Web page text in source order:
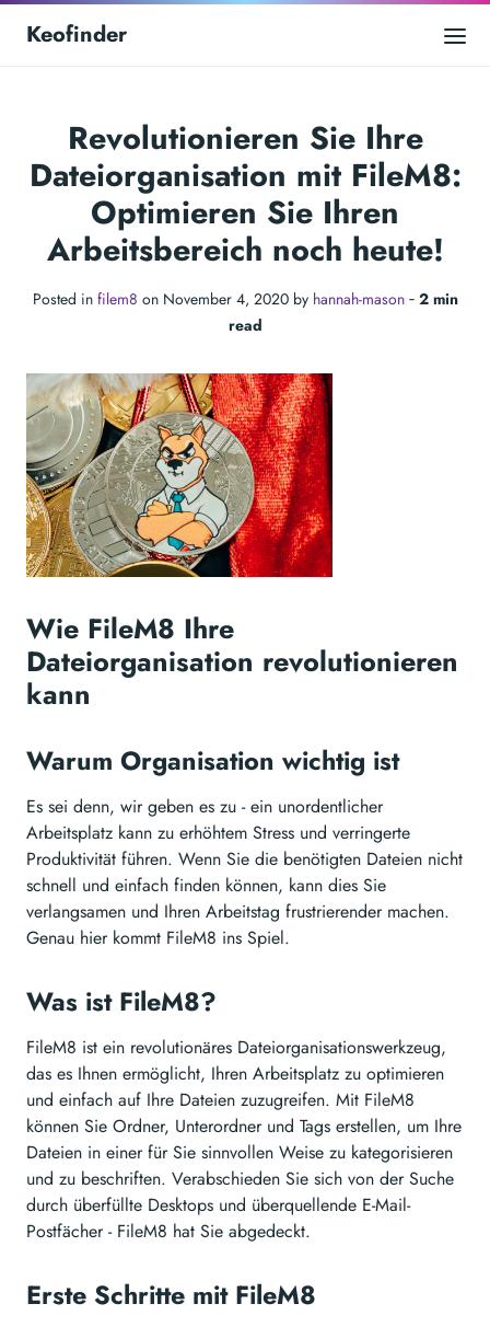
Keofinder
Revolutionieren Sie Ihre
Dateiorganisation mit FileM8:
Optimieren Sie Ihren
Arbeitsbereich noch heute!
Posted in filem8 on November 4, 2020 by hannah-mason‐ 2 min
read
Wie FileM8 Ihre
Dateiorganisation revolutionieren
kann
Warum Organisation wichtig ist
Es sei denn, wir geben es zu - ein unordentlicher
Arbeitsplatz kann zu erhöhtem Stress und verringerte
Produktivität führen. Wenn Sie die benötigten Dateien nicht
schnell und einfach finden können, kann dies Sie
verlangsamen und Ihren Arbeitstag frustrierender machen.
Genau hier kommt FileM8 ins Spiel.
Was ist FileM8?
FileM8 ist ein revolutionäres Dateiorganisationswerkzeug,
das es Ihnen ermöglicht, Ihren Arbeitsplatz zu optimieren
und einfach auf Ihre Dateien zuzugreifen. Mit FileM8
können Sie Ordner, Unterordner und Tags erstellen, um Ihre
Dateien in einer für Sie sinnvollen Weise zu kategorisieren
und zu beschriften. Verabschieden Sie sich von der Suche
durch überfüllte Desktops und überquellende E-Mail-
Postfächer - FileM8 hat Sie abgedeckt.
Erste Schritte mit FileM8